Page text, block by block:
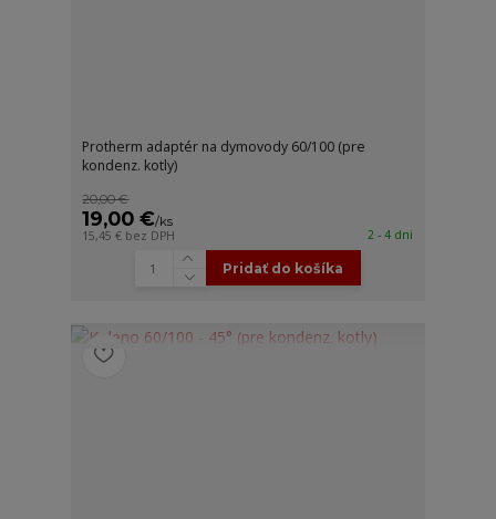
Protherm adaptér na dymovody 60/100 (pre
kondenz. kotly)
20,00 €
19,00 €/ks
15,45 € bez DPH 2 - 4 dni
Pridať do košíka